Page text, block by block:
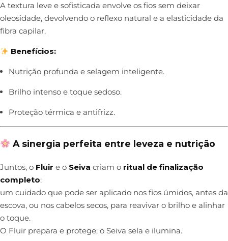
A textura leve e sofisticada envolve os fios sem deixar
oleosidade, devolvendo o reflexo natural e a elasticidade da
fibra capilar.
Benefícios:
Nutrição profunda e selagem inteligente.
Brilho intenso e toque sedoso.
Proteção térmica e antifrizz.
A sinergia perfeita entre leveza e nutrição
Juntos, o Fluir e o Seiva criam o ritual de finalização
completo:
um cuidado que pode ser aplicado nos fios úmidos, antes da
escova, ou nos cabelos secos, para reavivar o brilho e alinhar
o toque.
O Fluir prepara e protege; o Seiva sela e ilumina.